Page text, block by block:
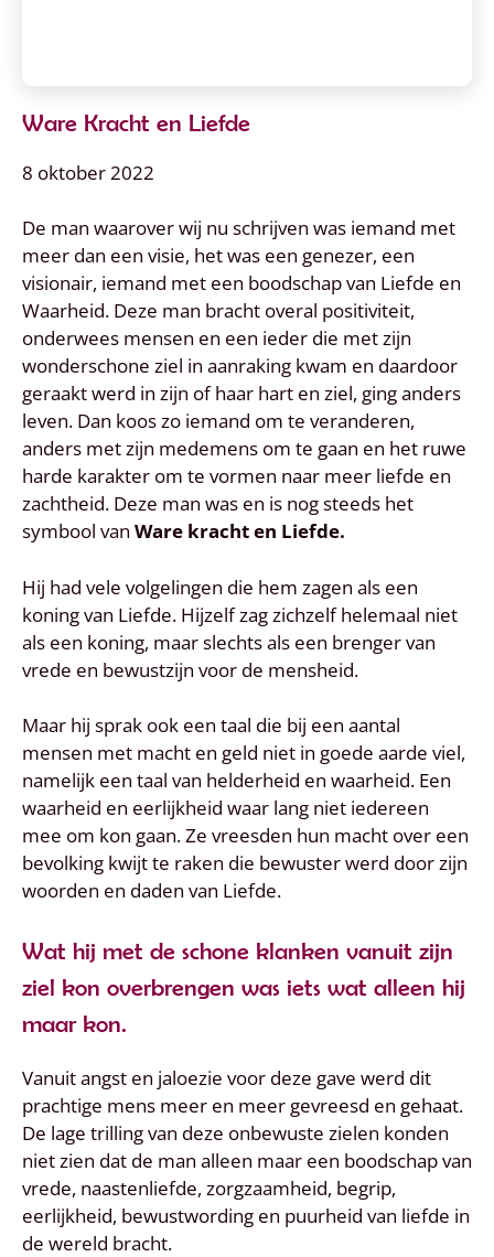
Ware Kracht en Liefde
8 oktober 2022
De man waarover wij nu schrijven was iemand met
meer dan een visie, het was een genezer, een
visionair, iemand met een boodschap van Liefde en
Waarheid. Deze man bracht overal positiviteit,
onderwees mensen en een ieder die met zijn
wonderschone ziel in aanraking kwam en daardoor
geraakt werd in zijn of haar hart en ziel, ging anders
leven. Dan koos zo iemand om te veranderen,
anders met zijn medemens om te gaan en het ruwe
harde karakter om te vormen naar meer liefde en
zachtheid. Deze man was en is nog steeds het
symbool van Ware kracht en Liefde.
Hij had vele volgelingen die hem zagen als een
koning van Liefde. Hijzelf zag zichzelf helemaal niet
als een koning, maar slechts als een brenger van
vrede en bewustzijn voor de mensheid.
Maar hij sprak ook een taal die bij een aantal
mensen met macht en geld niet in goede aarde viel,
namelijk een taal van helderheid en waarheid. Een
waarheid en eerlijkheid waar lang niet iedereen
mee om kon gaan. Ze vreesden hun macht over een
bevolking kwijt te raken die bewuster werd door zijn
woorden en daden van Liefde.
Wat hij met de schone klanken vanuit zijn
ziel kon overbrengen was iets wat alleen hij
maar kon.
Vanuit angst en jaloezie voor deze gave werd dit
prachtige mens meer en meer gevreesd en gehaat.
De lage trilling van deze onbewuste zielen konden
niet zien dat de man alleen maar een boodschap van
vrede, naastenliefde, zorgzaamheid, begrip,
eerlijkheid, bewustwording en puurheid van liefde in
de wereld bracht.